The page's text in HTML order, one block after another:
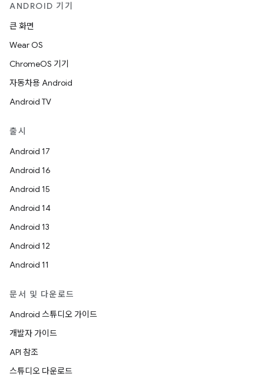
ANDROID 기기
큰 화면
Wear OS
ChromeOS 기기
자동차용 Android
Android TV
출시
Android 17
Android 16
Android 15
Android 14
Android 13
Android 12
Android 11
문서 및 다운로드
Android 스튜디오 가이드
개발자 가이드
API 참조
스튜디오 다운로드